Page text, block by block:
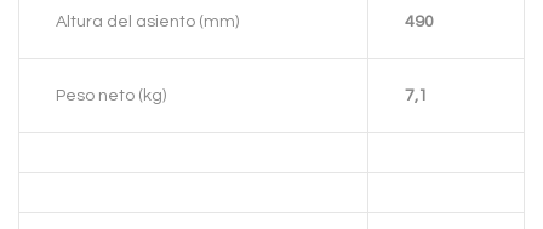
Altura del asiento (mm) 490
Peso neto (kg) 7,1